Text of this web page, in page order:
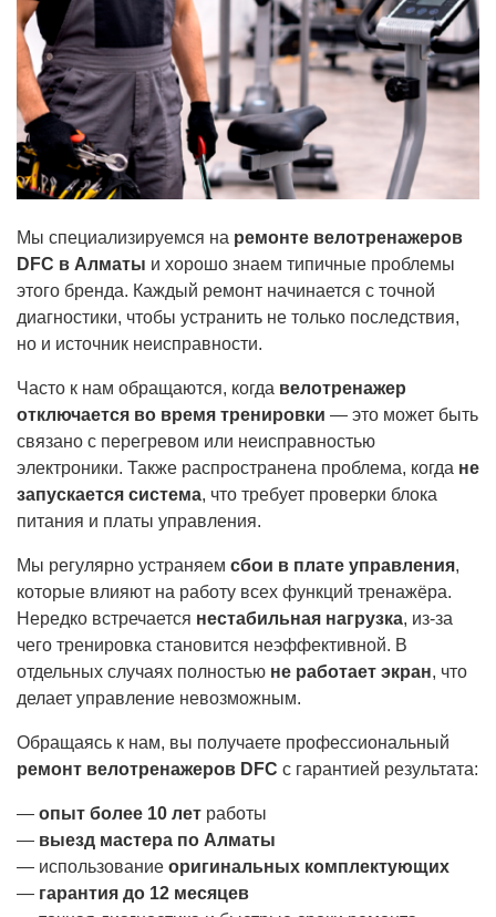
Мы специализируемся на ремонте велотренажеров
DFC в Алматы и хорошо знаем типичные проблемы
этого бренда. Каждый ремонт начинается с точной
диагностики, чтобы устранить не только последствия,
но и источник неисправности.
Часто к нам обращаются, когда велотренажер
отключается во время тренировки — это может быть
связано с перегревом или неисправностью
электроники. Также распространена проблема, когда не
запускается система, что требует проверки блока
питания и платы управления.
Мы регулярно устраняем сбои в плате управления,
которые влияют на работу всех функций тренажёра.
Нередко встречается нестабильная нагрузка, из-за
чего тренировка становится неэффективной. В
отдельных случаях полностью не работает экран, что
делает управление невозможным.
Обращаясь к нам, вы получаете профессиональный
ремонт велотренажеров DFC с гарантией результата:
— опыт более 10 лет работы
— выезд мастера по Алматы
— использование оригинальных комплектующих
— гарантия до 12 месяцев